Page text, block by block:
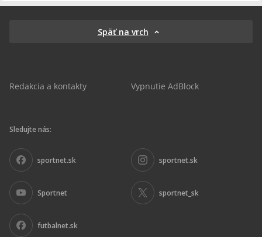
Späť na vrch
Redakcia a kontakty Vypnutie AdBlock
Sledujte nás:
sportnet.sk sportnet.sk
Sportnet sportnet_sk
futbalnet.sk